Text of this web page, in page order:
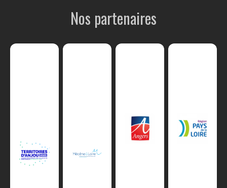
Nos partenaires